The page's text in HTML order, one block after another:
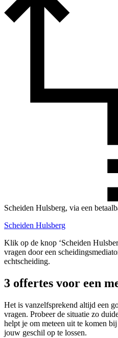
Scheiden Hulsberg, via een
Scheiden Hulsberg
Klik op de knop ‘Scheiden
vragen door een
echtscheiding.
3 offertes voor een
Het is vanzelfsprekend altijd een
vragen. Probeer de situatie zo
helpt je om meteen uit te komen
jouw geschil op te lossen.